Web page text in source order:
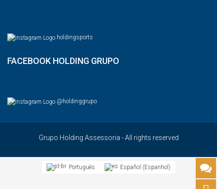
holdingsports
FACEBOOK HOLDING GRUPO
@holdinggrupo
Grupo Holding Assessoria - All rights reserved
Português Español (Espanhol)